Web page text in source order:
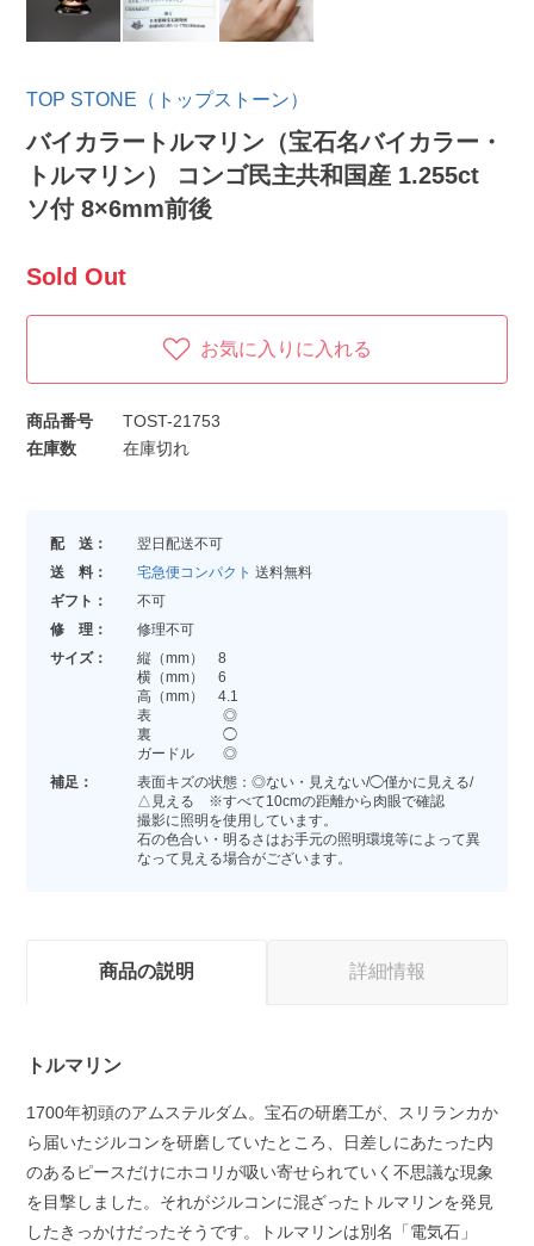
TOP STONE（トップストーン）
バイカラートルマリン（宝石名バイカラー・
トルマリン） コンゴ民主共和国産 1.255ct
ソ付 8×6mm前後
Sold Out
お気に入りに入れる
商品番号
TOST-21753
在庫数
在庫切れ
配 送：
翌日配送不可
送 料：
宅急便コンパクト 送料無料
ギフト：
不可
修 理：
修理不可
サイズ：
縦（mm） 8
横（mm） 6
高（mm） 4.1
表 ◎
裏 ◯
ガードル ◎
補足：
表面キズの状態：◎ない・見えない/◯僅かに見える/
△見える ※すべて10cmの距離から肉眼で確認
撮影に照明を使用しています。
石の色合い・明るさはお手元の照明環境等によって異
なって見える場合がございます。
商品の説明 詳細情報
トルマリン
1700年初頭のアムステルダム。宝石の研磨工が、スリランカか
ら届いたジルコンを研磨していたところ、日差しにあたった内
のあるピースだけにホコリが吸い寄せられていく不思議な現象
を目撃しました。それがジルコンに混ざったトルマリンを発見
したきっかけだったそうです。トルマリンは別名「電気石」